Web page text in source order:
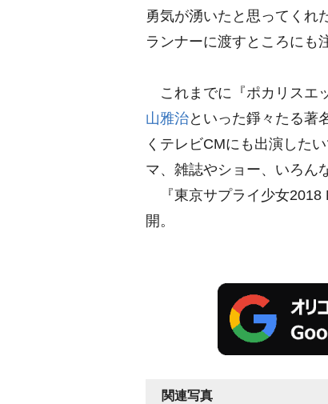
勇気が湧いたと思ってくれ
ランナーに渡すところにも
これまでに『ポカリスエ
山雅治といった錚々たる著
くテレビCMにも出演した
マ、雑誌やショー、いろん
『東京サプライ少女2018
開。
関連写真